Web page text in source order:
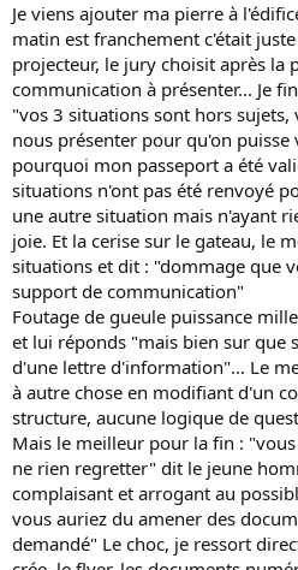
Je viens ajouter ma pierre à
matin est franchement c'était
projecteur, le jury choisit après la
communication à présenter... Je
"vos 3 situations sont hors sujets,
nous présenter pour qu'on puisse
pourquoi mon passeport a été
situations n'ont pas été renvoyé
une autre situation mais n'ayant
joie. Et la cerise sur le gateau, le
situations et dit : "dommage que
support de communication"
Foutage de gueule puissance
et lui réponds "mais bien sur que
d'une lettre d'information"... Le
à autre chose en modifiant d'un
structure, aucune logique de
Mais le meilleur pour la fin :
ne rien regretter" dit le jeune
complaisant et arrogant au
vous auriez du amener des
demandé" Le choc, je ressort